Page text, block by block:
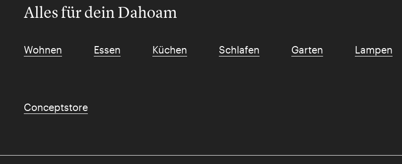
Alles für dein Dahoam
Wohnen Essen Küchen Schlafen Garten Lampen
Conceptstore